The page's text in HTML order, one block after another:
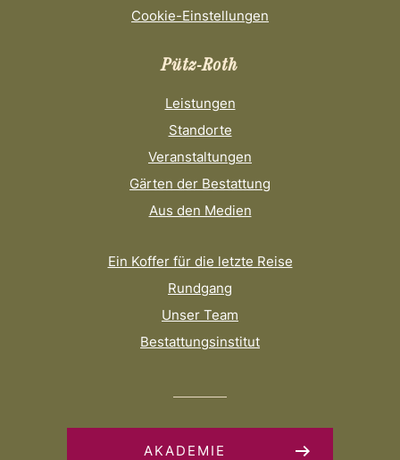
Cookie-Einstellungen
Pütz-Roth
Leistungen
Standorte
Veranstaltungen
Gärten der Bestattung
Aus den Medien
Ein Koffer für die letzte Reise
Rundgang
Unser Team
Bestattungsinstitut
AKADEMIE